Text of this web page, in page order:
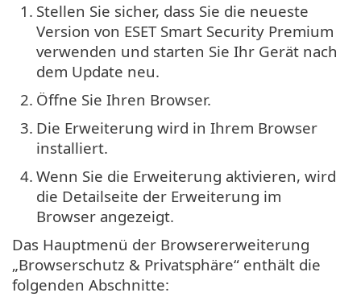
1. Stellen Sie sicher, dass Sie die neueste
Version von ESET Smart Security Premium
verwenden und starten Sie Ihr Gerät nach
dem Update neu.
2. Öffne Sie Ihren Browser.
3. Die Erweiterung wird in Ihrem Browser
installiert.
4. Wenn Sie die Erweiterung aktivieren, wird
die Detailseite der Erweiterung im
Browser angezeigt.
Das Hauptmenü der Browsererweiterung
„Browserschutz & Privatsphäre“ enthält die
folgenden Abschnitte: